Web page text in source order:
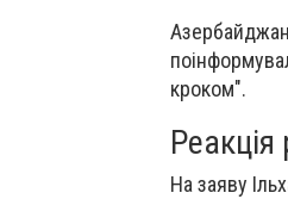
кроком".
Реакція
На заяву